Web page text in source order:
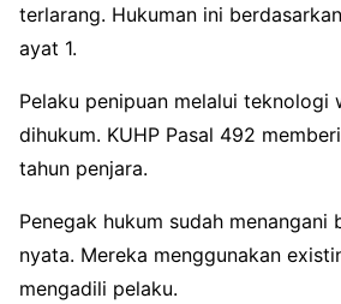
terlarang. Hukuman ini
ayat 1.
Pelaku penipuan melalui teknologi
dihukum. KUHP Pasal 492
tahun penjara.
Penegak hukum sudah menangani
nyata. Mereka menggunakan
mengadili pelaku.